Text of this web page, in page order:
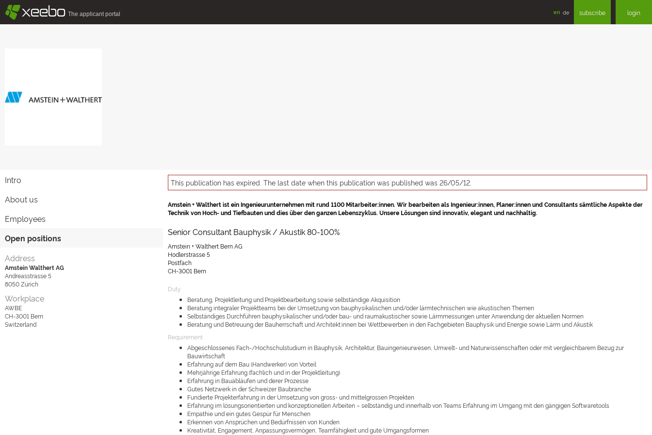
§xeebo The applicant portal en de subscribe login
Intro
About us
Employees
Open positions
Address
Amstein Walthert AG
Andreasstrasse 5
8050Zürich
Workplace
AWBE
CH-3001 Bern
Switzerland
This publication has expired. The last date when this publication was published was 26/05/12.
Amstein + Walthert ist ein Ingenieurunternehmen mit rund 1100 Mitarbeiter:innen. Wir bearbeiten als Ingenieur:innen, Planer:innen und Consultants sämtliche Aspekte der
Technik von Hoch- und Tiefbauten und dies über den ganzen Lebenszyklus. Unsere Lösungen sind innovativ, elegant und nachhaltig.
Senior Consultant Bauphysik / Akustik 80-100%
Amstein + Walthert Bern AG
Hodlerstrasse 5
Postfach
CH-3001 Bern
Duty
Beratung, Projektleitung und Projektbearbeitung sowie selbständige Akquisition
Beratung integraler Projektteams bei der Umsetzung von bauphysikalischen und/oder lärmtechnischen wie akustischen Themen
Selbständiges Durchführen bauphysikalischer und/oder bau- und raumakustischer sowie Lärmmessungen unter Anwendung der aktuellen Normen
Beratung und Betreuung der Bauherrschaft und Architekt:innen bei Wettbewerben in den Fachgebieten Bauphysik und Energie sowie Lärm und Akustik
Requirement
Abgeschlossenes Fach-/Hochschulstudium in Bauphysik, Architektur, Bauingenieurwesen, Umwelt- und Naturwissenschaften oder mit vergleichbarem Bezug zur
Bauwirtschaft
Erfahrung auf dem Bau (Handwerker) von Vorteil
Mehrjährige Erfahrung (fachlich und in der Projektleitung)
Erfahrung in Bauabläufen und derer Prozesse
Gutes Netzwerk in der Schweizer Baubranche
Fundierte Projekterfahrung in der Umsetzung von gross- und mittelgrossen Projekten
Erfahrung im lösungsorientierten und konzeptionellen Arbeiten – selbständig und innerhalb von Teams Erfahrung im Umgang mit den gängigen Softwaretools
Empathie und ein gutes Gespür für Menschen
Erkennen von Ansprüchen und Bedürfnissen von Kunden
Kreativität, Engagement, Anpassungsvermögen, Teamfähigkeit und gute Umgangsformen